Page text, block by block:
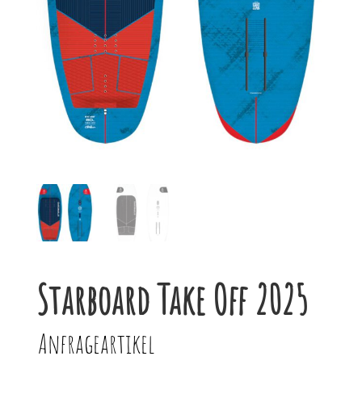
Starboard Take Off 2025
Anfrageartikel